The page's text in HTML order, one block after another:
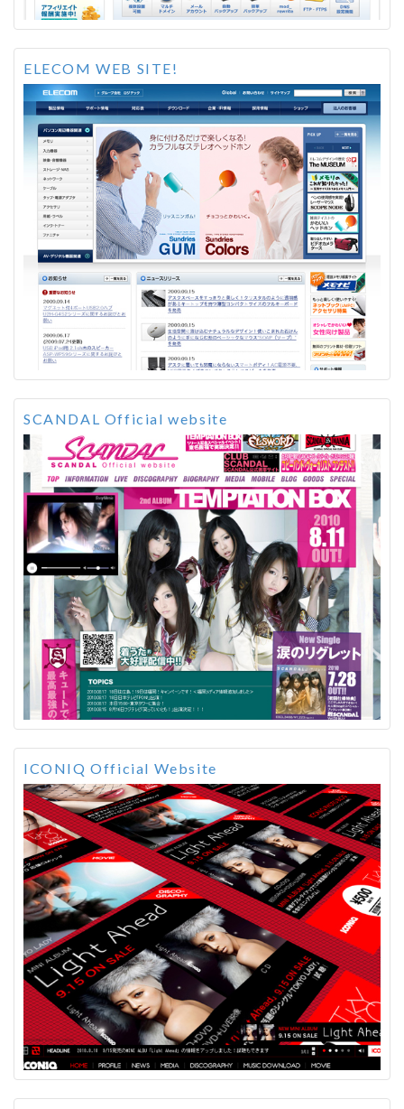
ELECOM WEB SITE!
SCANDAL Official website
ICONIQ Official Website